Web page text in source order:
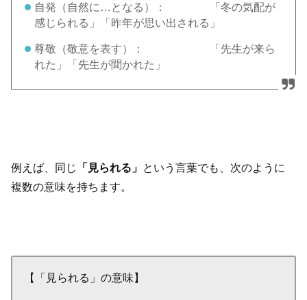
自発（自然に…となる）： 「冬の気配が
感じられる」「昨年が思い出される」
尊敬（敬意を表す）： 「先生が来ら
れた」「先生が聞かれた」
例えば、同じ 「見られる」 という言葉でも、次のように
複数の意味を持ちます。
【「見られる」の意味】